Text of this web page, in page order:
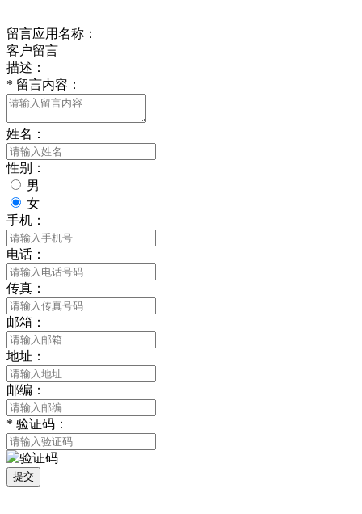
留言应用名称：
客户留言
描述：
* 留言内容：
姓名：
性别：
男
女
手机：
电话：
传真：
邮箱：
地址：
邮编：
* 验证码：
提交